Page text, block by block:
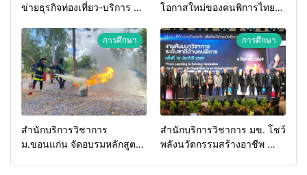
ข่ายธุรกิจท่องเที่ยว-บริการ จัด
2026 เชื่อม 4 งานใหญ่ สร้าง
โอกาสธุรกิจครบวงจร ด้วย
ครับ
โอกาสใหม่ของคนพิการไทย
ประเทศ
การศึกษา
สำนักบริการวิชาการ
ม.ขอนแก่น จัดอบรมหลักสูตร
การศึกษา
สำนักบริการวิชาการ มข. โชว์
พลังนวัตกรรมสร้างอาชีพ นำ